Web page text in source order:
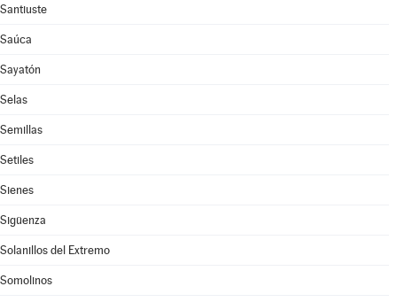
Santiuste
Saúca
Sayatón
Selas
Semillas
Setiles
Sienes
Sigüenza
Solanillos del Extremo
Somolinos